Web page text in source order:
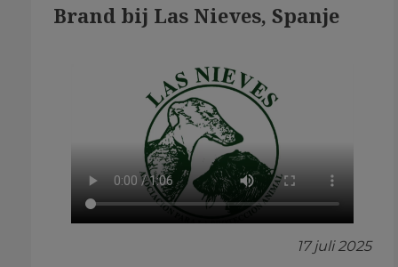
Brand bij Las Nieves, Spanje
17 juli 2025